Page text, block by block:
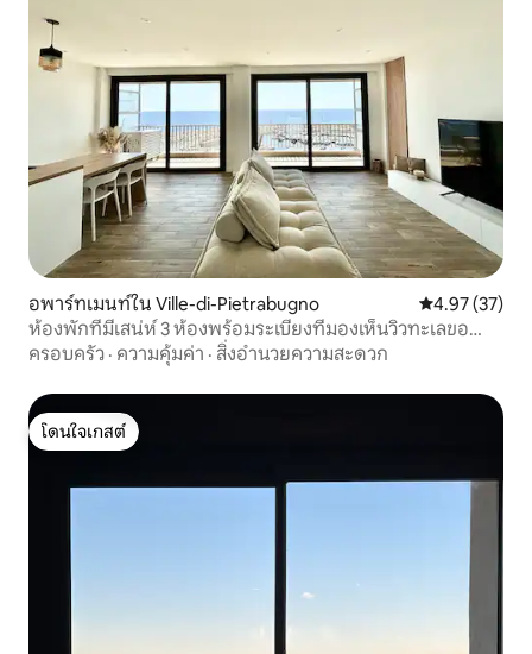
อพาร์ทเมนท์ใน Ville-di-Pietrabugno คะแนนเฉลี่ย
4.97 (37)
ห้องพักที่มีเสน่ห์ 3 ห้องพร้อมระเบียงที่มองเห็นวิวทะเลขอ
งบาสเตีย
ครอบครัว · ความคุ้มค่า · สิ่งอำนวยความสะดวก
โดนใจเกสต์
โดนใจเกสต์